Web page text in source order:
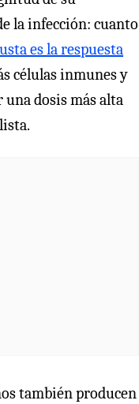
la infección: cuanto
es la respuesta
células inmunes y
dosis más alta
también producen